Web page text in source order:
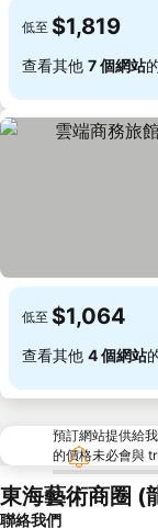
低至 $1,819
查看其他 7 個網站
低至 $1,064
查看其他 4 個網站
預訂網站提供給
的價格未必會與
東海藝術商圈 (
聯絡我們